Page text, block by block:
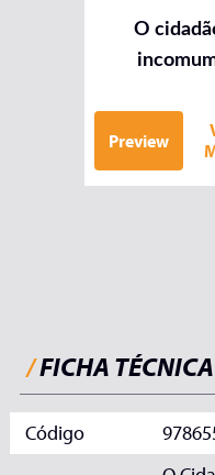
O
Preview
/FICHA TÉCNICA
Código